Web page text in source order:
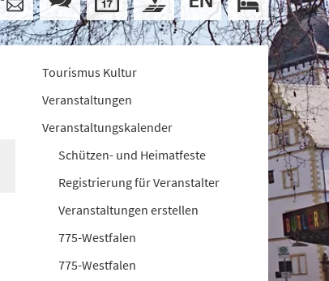
Tourismus Kultur
Veranstaltungen
Veranstaltungskalender
Schützen- und Heimatfeste
Registrierung für Veranstalter
Veranstaltungen erstellen
775-Westfalen
775-Westfalen